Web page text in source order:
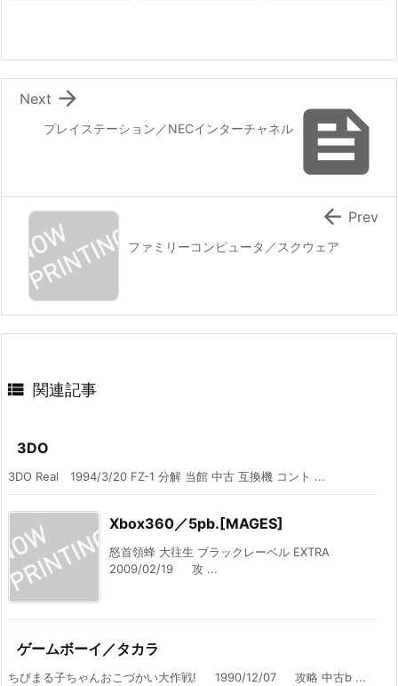

プレイステーション／NECインターチャネル

Next
ファミリーコンピュータ／スクウェア
 Prev
 関連記事
3DO
3DO Real 1994/3/20 FZ-1 分解 当館 中古 互換機 コント ...
Xbox360／5pb.[MAGES]
怒首領蜂 大往生 ブラックレーベル EXTRA
2009/02/19 攻 ...
ゲームボーイ／タカラ
ちびまる子ちゃんおこづかい大作戦! 1990/12/07 攻略 中古b ...